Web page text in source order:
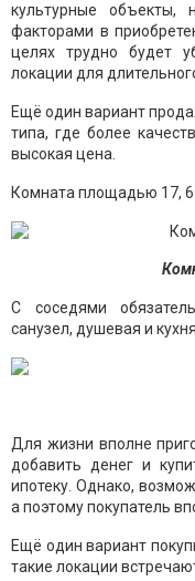
культурные
факторами в
целях трудно будет
локации для
Ещё один вариант
типа, где более
высокая цена.
Комната площадью 17, 6
С соседями
санузел, душевая и
Для жизни вполне
добавить денег и
ипотеку. Однако,
а поэтому покупатель
Ещё один вариант
такие локации